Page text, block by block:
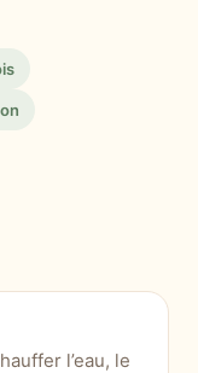
l’eau, le